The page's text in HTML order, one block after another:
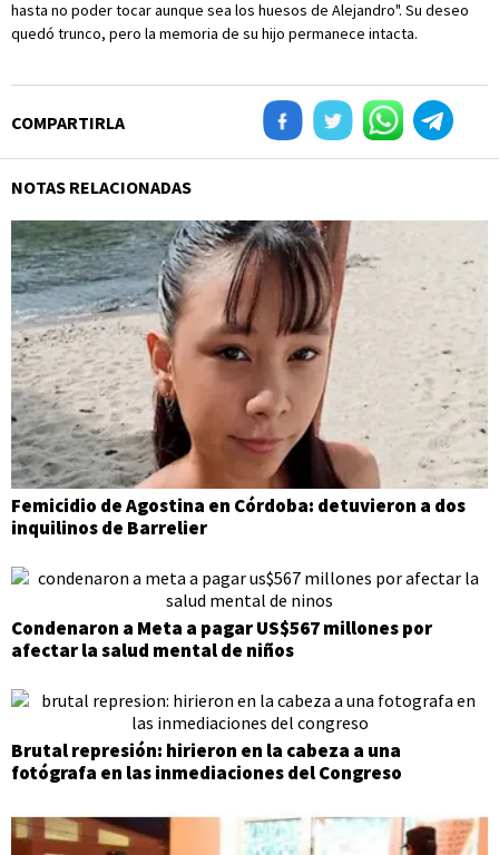
hasta no poder tocar aunque sea los huesos de Alejandro". Su deseo
quedó trunco, pero la memoria de su hijo permanece intacta.
COMPARTIRLA
NOTAS RELACIONADAS
Femicidio de Agostina en Córdoba: detuvieron a dos
inquilinos de Barrelier
Condenaron a Meta a pagar US$567 millones por
afectar la salud mental de niños
Brutal represión: hirieron en la cabeza a una
fotógrafa en las inmediaciones del Congreso